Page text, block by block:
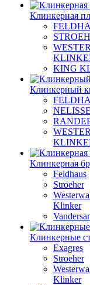
Клинкерная
KING
Клинкерный
Клинкерная
Feldhaus
Stroeher
Klinker
Клинкерные
Exagres
Stroeher
Klinker